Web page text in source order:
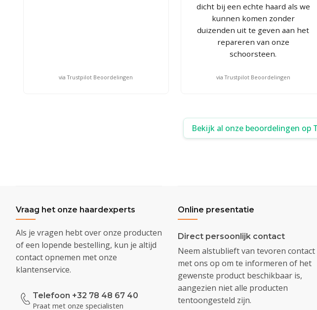
via Trustpilot Beoordelingen
dicht bij een echte haard als we
kunnen komen zonder
duizenden uit te geven aan het
repareren van onze
schoorsteen.
via Trustpilot Beoordelingen
Bekijk al onze beoordelingen op
Vraag het onze haardexperts
Als je vragen hebt over onze producten
of een lopende bestelling, kun je altijd
contact opnemen met onze
klantenservice.
Telefoon +32 78 48 67 40
Praat met onze specialisten
Online presentatie
Direct persoonlijk contact
Neem alstublieft van tevoren contact
met ons op om te informeren of het
gewenste product beschikbaar is,
aangezien niet alle producten
tentoongesteld zijn.